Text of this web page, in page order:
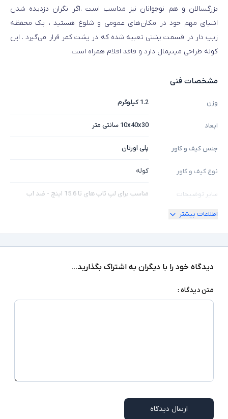
بزرگسالان و هم نوجوانان نیز مناسب است .اگر نگران دزدیده شدن
اشیای مهم خود در مکان‌های عمومی و شلوغ هستید ، یک محفظه
زیپ دار در قسمت پشتی تعبیه شده که در پشت کمر قرار می‌گیرد . این
کوله طراحی مینیمال دارد و فاقد اقلام همراه است.
مشخصات فنی
وزن 1.2 کیلوگرم
ابعاد 10x40x30 سانتی متر
جنس کیف و کاور پلی اورتان
نوع کیف و کاور کوله
سایر توضیحات مناسب برای لپ تاپ های تا 15.6 اینچ - ضد اب
اطلاعات بیشتر
دیدگاه خود را با دیگران به اشتراک بگذارید...
متن دیدگاه :
ارسال دیدگاه